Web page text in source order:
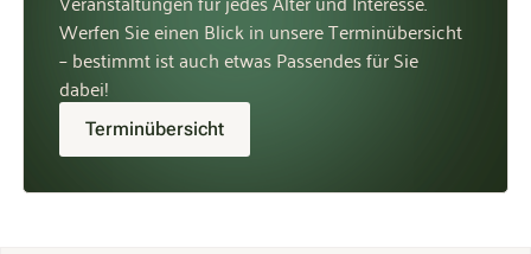
Werfen Sie einen Blick in unsere Terminübersicht
– bestimmt ist auch etwas Passendes für Sie
dabei!
Terminübersicht